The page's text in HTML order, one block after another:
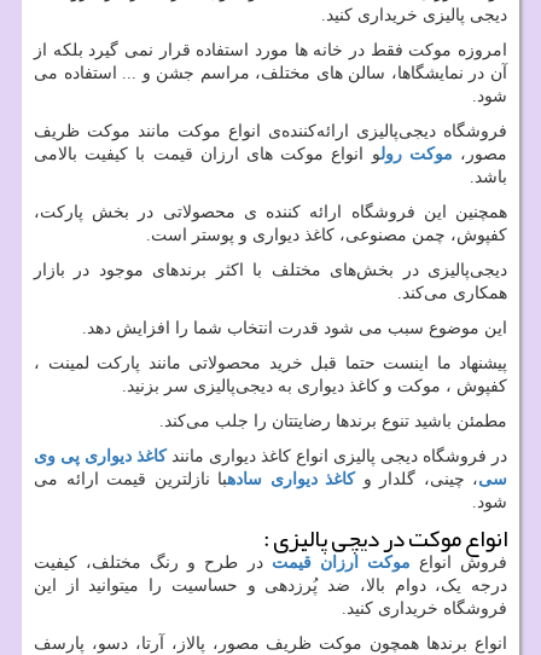
دیجی پالیزی خریداری کنید.
امروزه موکت فقط در خانه ها مورد استفاده قرار نمی گیرد بلکه از
آن در نمایشگاها، سالن های مختلف، مراسم جشن و ... استفاده می
شود.
فروشگاه دیجی‌پالیزی ارائه‌کننده‌ی انواع موکت مانند موکت ظریف
مصور، موکت رولو انواع موکت های ارزان قیمت با کیفیت بالامی
باشد.
همچنین این فروشگاه ارائه کننده ی محصولاتی در بخش پارکت،
کفپوش، چمن مصنوعی، کاغذ دیواری و پوستر است.
دیجی‌پالیزی در بخش‌های مختلف با اکثر برندهای موجود در بازار
همکاری می‌کند.
این موضوع سبب می شود قدرت انتخاب شما را افزایش دهد.
پیشنهاد ما اینست حتما قبل خرید محصولاتی مانند پارکت لمینت ،
کفپوش ، موکت و کاغذ دیواری به دیجی‌پالیزی سر بزنید.
مطمئن باشید تنوع برندها رضایتتان را جلب می‌کند.
در فروشگاه دیجی پالیزی انواع کاغذ دیواری مانندکاغذ دیواری پی وی
سی، چینی، گلدار وکاغذ دیواری سادهبا نازلترین قیمت ارائه می
شود.
انواع موکت در دیچی پالیزی :
فروش انواع موکت ارزان قیمت در طرح و رنگ مختلف، کیفیت
درجه یک، دوام بالا، ضد پُرزدهی و حساسیت را میتوانید از این
فروشگاه خریداری کنید.
انواع برندها همچون موکت ظریف مصور، پالاز، آرتا، دسو، پارسف